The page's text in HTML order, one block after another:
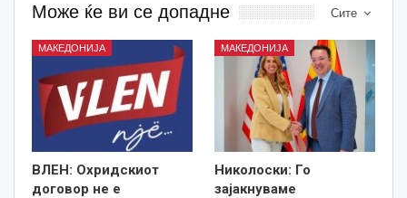
Сите
Може ќе ви се допадне
МАКЕДОНИЈА
ВЛЕН: Охридскиот
договор не е
МАКЕДОНИЈА
Николоски: Го
зајакнуваме